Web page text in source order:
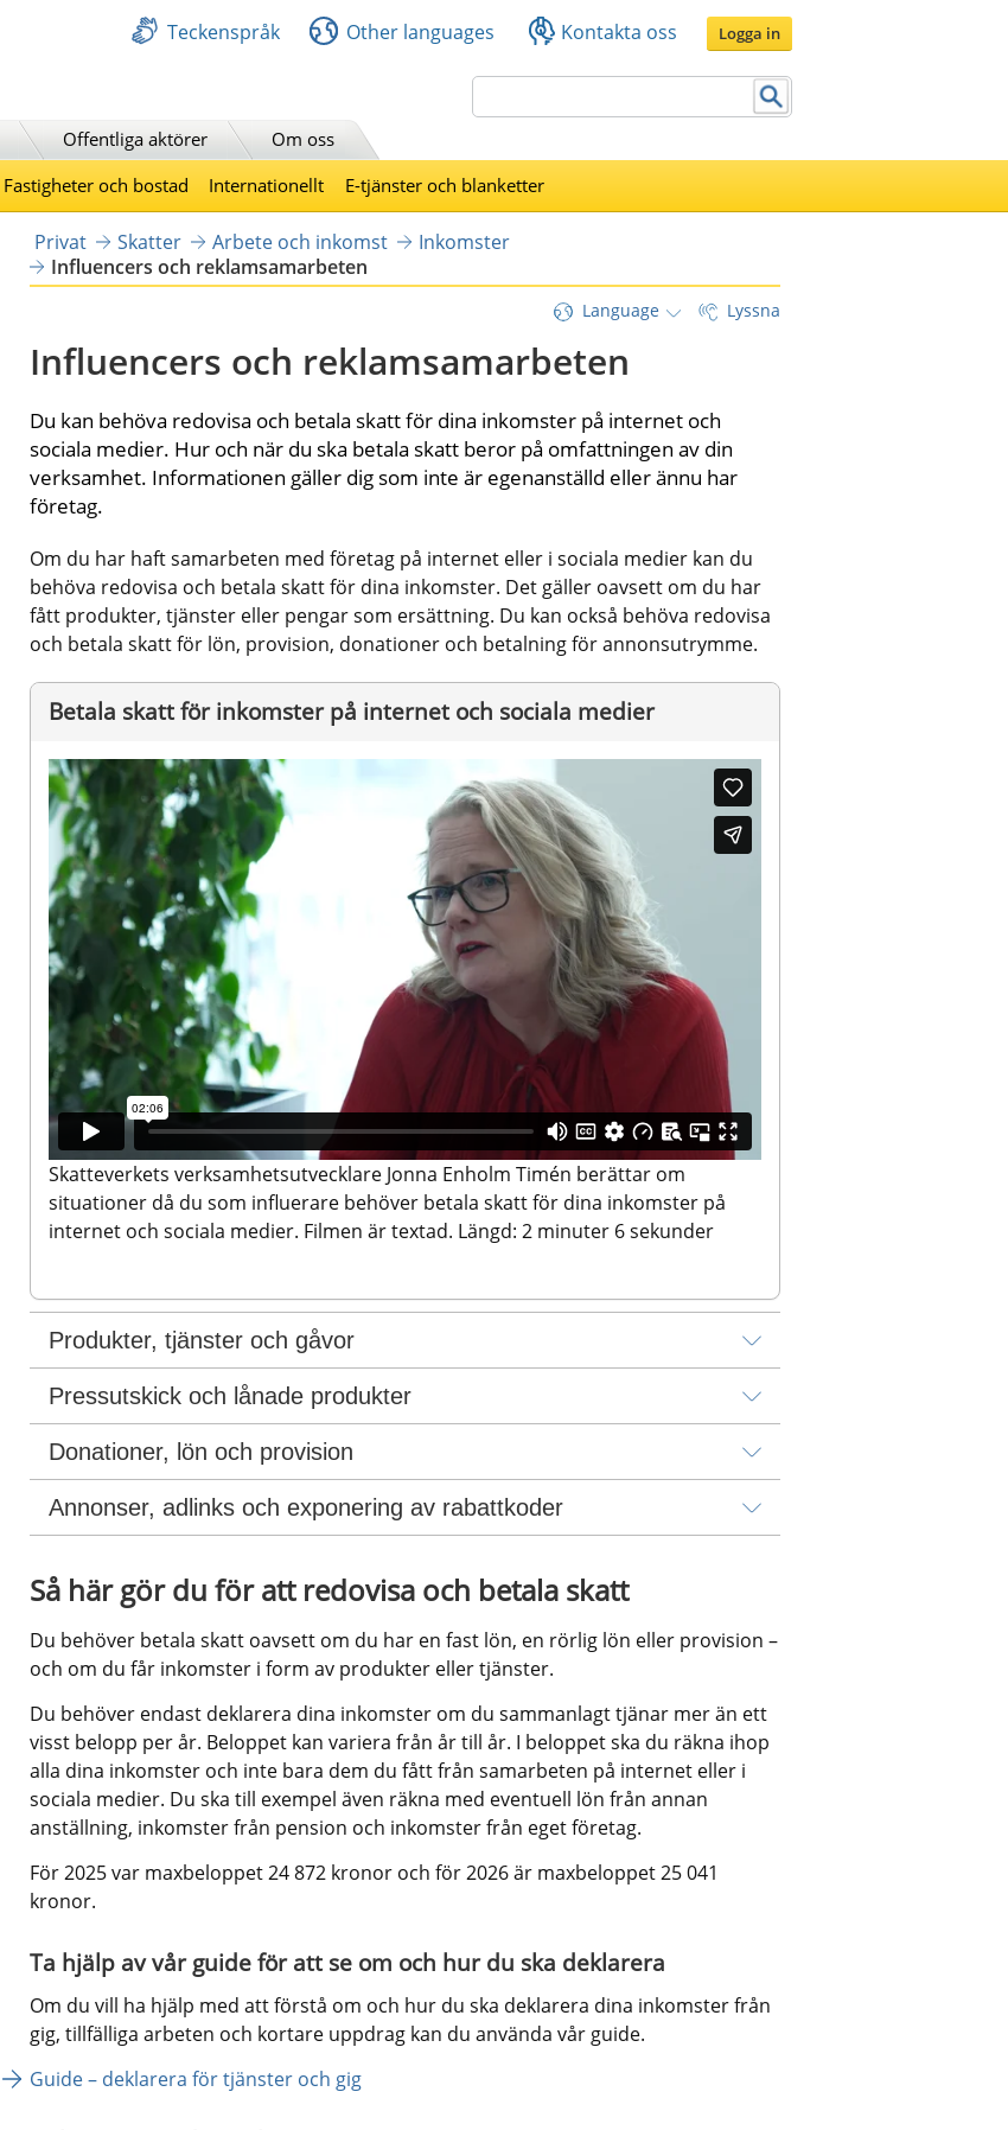
Teckenspråk Other languages Kontakta oss Logga in
Offentliga aktörer
Om oss
Fastigheter och bostad Internationellt E-tjänster och blanketter
Privat Skatter Arbete och inkomst
Inkomster
Influencers och reklamsamarbeten
Language Lyssna
Influencers och reklamsamarbeten
Du kan behöva redovisa och betala skatt för dina inkomster på internet och
sociala medier. Hur och när du ska betala skatt beror på omfattningen av din
verksamhet. Informationen gäller dig som inte är egenanställd eller ännu har
företag.
Om du har haft samarbeten med företag på internet eller i sociala medier kan du
behöva redovisa och betala skatt för dina inkomster. Det gäller oavsett om du har
fått produkter, tjänster eller pengar som ersättning. Du kan också behöva redovisa
och betala skatt för lön, provision, donationer och betalning för annonsutrymme.
Betala skatt för inkomster på internet och sociala medier
Skatteverkets verksamhetsutvecklare Jonna Enholm Timén berättar om
situationer då du som influerare behöver betala skatt för dina inkomster på
internet och sociala medier. Filmen är textad. Längd: 2 minuter 6 sekunder
Produkter, tjänster och gåvor
Pressutskick och lånade produkter
Donationer, lön och provision
Annonser, adlinks och exponering av rabattkoder
Så här gör du för att redovisa och betala skatt
Du behöver betala skatt oavsett om du har en fast lön, en rörlig lön eller provision –
och om du får inkomster i form av produkter eller tjänster.
Du behöver endast deklarera dina inkomster om du sammanlagt tjänar mer än ett
visst belopp per år. Beloppet kan variera från år till år. I beloppet ska du räkna ihop
alla dina inkomster och inte bara dem du fått från samarbeten på internet eller i
sociala medier. Du ska till exempel även räkna med eventuell lön från annan
anställning, inkomster från pension och inkomster från eget företag.
För 2025 var maxbeloppet 24 872 kronor och för 2026 är maxbeloppet 25 041
kronor.
Ta hjälp av vår guide för att se om och hur du ska deklarera
Om du vill ha hjälp med att förstå om och hur du ska deklarera dina inkomster från
gig, tillfälliga arbeten och kortare uppdrag kan du använda vår guide.
Guide – deklarera för tjänster och gig